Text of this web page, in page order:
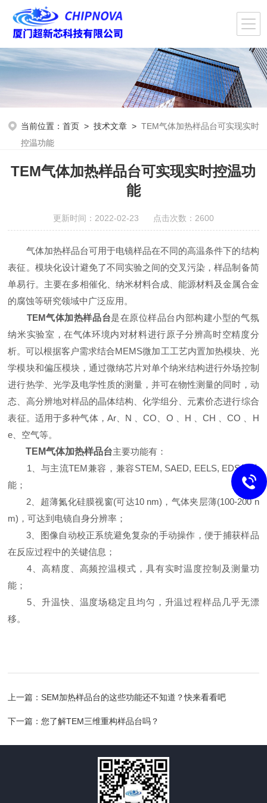
当前位置：首页 >技术文章 >TEM气体加热样品台可实现实时
控温功能
TEM气体加热样品台可实现实时控温功
能
更新时间：2022-02-23 点击次数：2600
气体加热样品台可用于电镜样品在不同的高温条件下的结构
表征。模块化设计避免了不同实验之间的交叉污染，样品制备简
单易行。主要在多相催化、纳米材料合成、能源材料及金属合金
的腐蚀等研究领域中广泛应用。
TEM气体加热样品台是在原位样品台内部构建小型的气氛
纳米实验室，在气体环境内对材料进行原子分辨高时空精度分
析。可以根据客户需求结合MEMS微加工工艺内置加热模块、光
学模块和偏压模块，通过微纳芯片对单个纳米结构进行外场控制
进行热学、光学及电学性质的测量，并可在物性测量的同时，动
态、高分辨地对样品的晶体结构、化学组分、元素价态进行综合
表征。适用于多种气体，Ar、N 、CO、O 、H 、CH 、CO 、H
e、空气等。
TEM气体加热样品台主要功能有：
1、与主流TEM兼容，兼容STEM, SAED, EELS, EDS等功
能；
2、超薄氮化硅膜视窗(可达10 nm)，气体夹层薄(100-200 n
m)，可达到电镜自身分辨率；
3、图像自动校正系统避免复杂的手动操作，便于捕获样品
在反应过程中的关键信息；
4、高精度、高频控温模式，具有实时温度控制及测量功
能；
5、升温快、温度场稳定且均匀，升温过程样品几乎无漂
移。
上一篇：SEM加热样品台的这些功能还不知道？快来看看吧
下一篇：您了解TEM三维重构样品台吗？